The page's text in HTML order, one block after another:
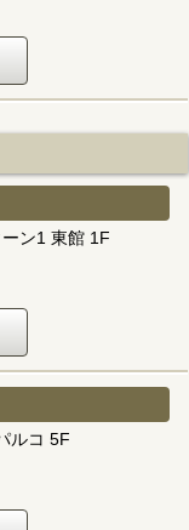
ン1 東館 1F
ルコ 5F